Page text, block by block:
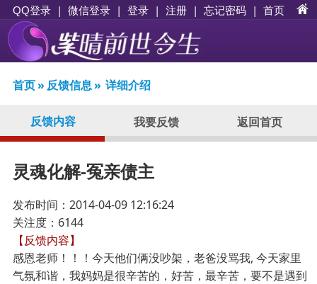
QQ登录 | 微信登录 | 登录 | 注册 | 忘记密码 | 首页
首页» 反馈信息» 详细介绍
反馈内容 我要反馈 返回首页
灵魂化解-冤亲债主
发布时间：2014-04-09 12:16:24
关注度：6144
【反馈内容】
感恩老师！！！今天他们俩没吵架，老爸没骂我, 今天家里
气氛和谐，我妈妈是很辛苦的，好苦，最辛苦，要不是遇到